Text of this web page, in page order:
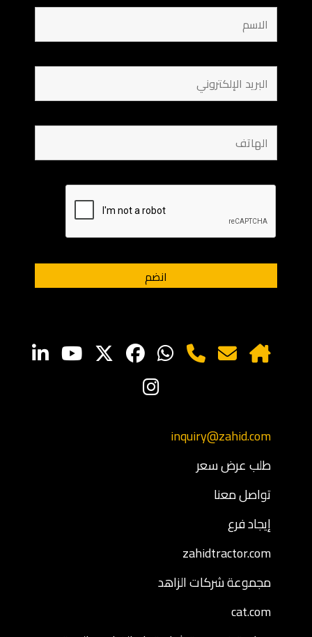
inquiry@zahid.com
طلب عرض سعر
تواصل معنا
إيجاد فرع
zahidtractor.com
مجموعة شركات الزاهد
cat.com